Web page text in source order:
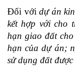
Đối vớidự án
kết hợp với cho
hạn giao đất
hạn của dự án;
sử dụng đất